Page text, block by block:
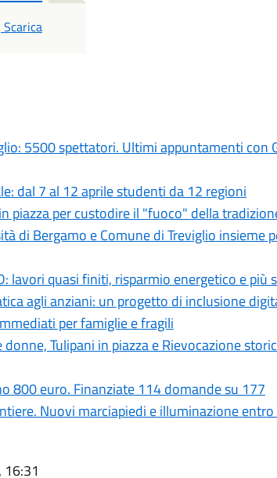
PDF
Scarica
5500 spettatori. Ultimi appuntamenti con
dal 7 al 12 aprile studenti da 12 regioni
piazza per custodire il "fuoco" della
di Bergamo e Comune di Treviglio insieme
lavori quasi finiti, risparmio energetico e più
agli anziani: un progetto di inclusione
per famiglie e fragili
Tulipani in piazza e Rievocazione
800 euro. Finanziate 114 domande su 177
Nuovi marciapiedi e illuminazione